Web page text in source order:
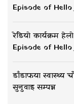
Episode of
रेडियो कार्यक्रम
Episode of
डाँडाफया स्वास्थ्य
सुनुवाइ सम्पन्न